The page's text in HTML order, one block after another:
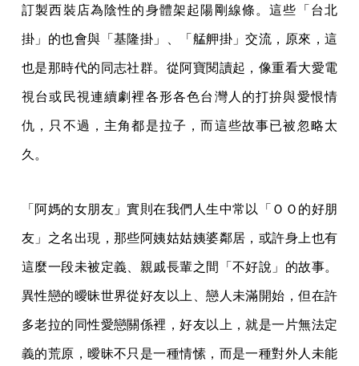
訂製西裝店為陰性的身體架起陽剛線條。這些「台北
掛」的也會與「基隆掛」、「艋舺掛」交流，原來，這
也是那時代的同志社群。從阿寶閱讀起，像重看大愛電
視台或民視連續劇裡各形各色台灣人的打拚與愛恨情
仇，只不過，主角都是拉子，而這些故事已被忽略太
久。
「阿媽的女朋友」實則在我們人生中常以「ＯＯ的好朋
友」之名出現，那些阿姨姑姑姨婆鄰居，或許身上也有
這麼一段未被定義、親戚長輩之間「不好說」的故事。
異性戀的曖昧世界從好友以上、戀人未滿開始，但在許
多老拉的同性愛戀關係裡，好友以上，就是一片無法定
義的荒原，曖昧不只是一種情愫，而是一種對外人未能